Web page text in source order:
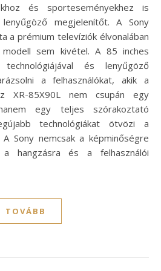
és sporteseményekhez is
megjelenítőt. A Sony
a prémium televíziók élvonalában
sem kivétel. A 85 inches
és lenyűgöző
a felhasználókat, akik a
XR-85X90L nem csupán egy
egy teljes szórakoztató
technológiákat ötvözi a
A Sony nemcsak a képminőségre
a hangzásra és a felhasználói
TOVÁBB